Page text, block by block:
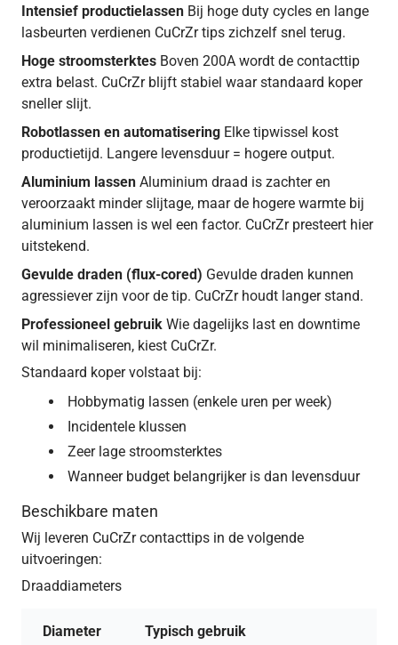
Intensief productielassen Bij hoge duty cycles en lange
lasbeurten verdienen CuCrZr tips zichzelf snel terug.
Hoge stroomsterktes Boven 200A wordt de contacttip
extra belast. CuCrZr blijft stabiel waar standaard koper
sneller slijt.
Robotlassen en automatisering Elke tipwissel kost
productietijd. Langere levensduur = hogere output.
Aluminium lassen Aluminium draad is zachter en
veroorzaakt minder slijtage, maar de hogere warmte bij
aluminium lassen is wel een factor. CuCrZr presteert hier
uitstekend.
Gevulde draden (flux-cored) Gevulde draden kunnen
agressiever zijn voor de tip. CuCrZr houdt langer stand.
Professioneel gebruik Wie dagelijks last en downtime
wil minimaliseren, kiest CuCrZr.
Standaard koper volstaat bij:
Hobbymatig lassen (enkele uren per week)
Incidentele klussen
Zeer lage stroomsterktes
Wanneer budget belangrijker is dan levensduur
Beschikbare maten
Wij leveren CuCrZr contacttips in de volgende
uitvoeringen:
Draaddiameters
Diameter Typisch gebruik